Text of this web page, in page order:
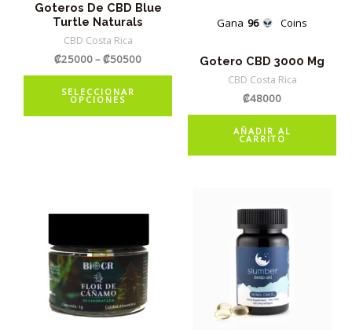
Goteros De CBD Blue
Turtle Naturals
CBD Costa Rica
₡25000–₡50500
SELECCIONAR
OPCIONES
Este
Gana 96 Coins
Gotero CBD 3000 Mg
CBD Costa Rica
₡48000
AÑADIR AL
CARRITO